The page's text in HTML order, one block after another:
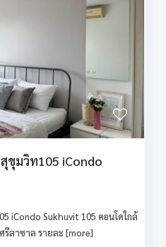
ขุมวิท105 iCondo
iCondo Sukhuvit 105 คอนโดใกล้
รีลาซาล รายละ [more]